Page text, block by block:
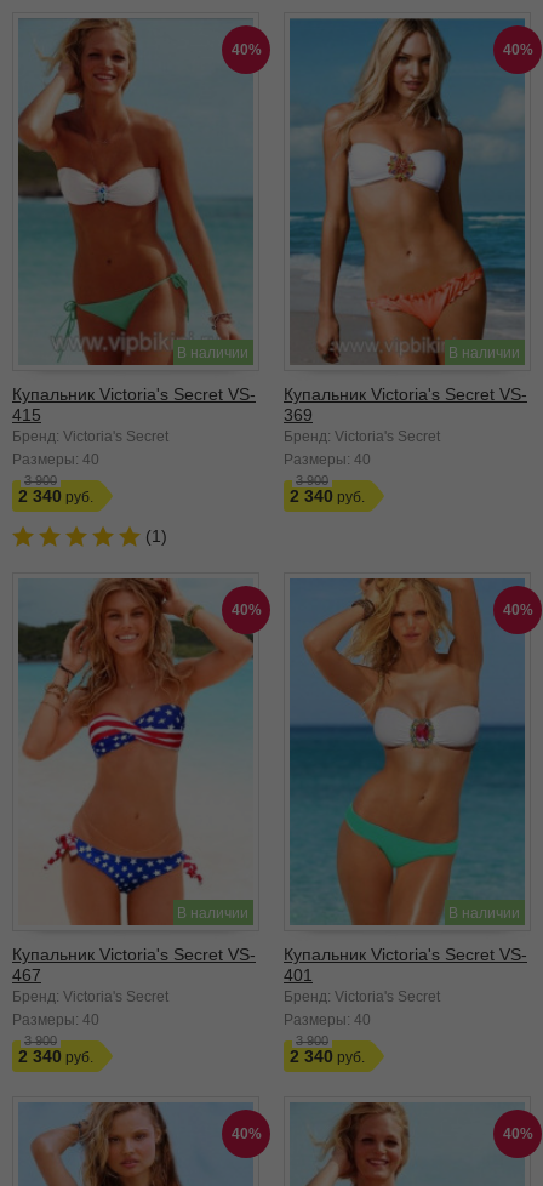
40%
В наличии
Купальник Victoria's Secret VS-
415
Бренд: Victoria's Secret
Размеры: 40
3 900
2 340
(1)
40%
В наличии
Купальник Victoria's Secret VS-
369
Бренд: Victoria's Secret
Размеры: 40
3 900
2 340
40%
В наличии
Купальник Victoria's Secret VS-
467
Бренд: Victoria's Secret
Размеры: 40
3 900
2 340
40%
В наличии
Купальник Victoria's Secret VS-
401
Бренд: Victoria's Secret
Размеры: 40
3 900
2 340
40% 40%